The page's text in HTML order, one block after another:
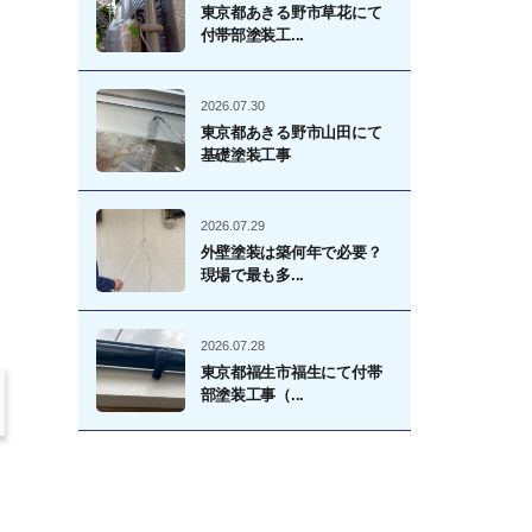
東京都あきる野市草花にて
付帯部塗装工...
2026.07.30
東京都あきる野市山田にて
基礎塗装工事
2026.07.29
外壁塗装は築何年で必要？
現場で最も多...
2026.07.28
東京都福生市福生にて付帯
部塗装工事（...